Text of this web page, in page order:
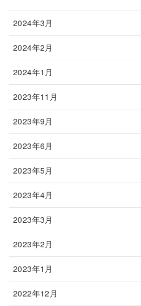
2024年3月
2024年2月
2024年1月
2023年11月
2023年9月
2023年6月
2023年5月
2023年4月
2023年3月
2023年2月
2023年1月
2022年12月